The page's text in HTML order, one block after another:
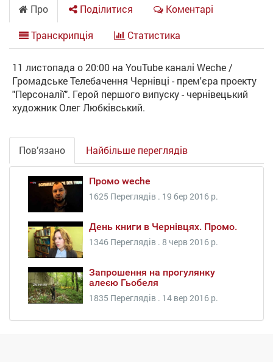
Про Поділитися Коментарі
Транскрипція Статистика
11 листопада о 20:00 на YouTube каналі Weche /
Громадське Телебачення Чернівці - прем'єра проекту
"Персоналії". Герой першого випуску - чернівецький
художник Олег Любківський.
Пов’язано Найбільше переглядів
Промо weche
1625 Переглядів . 19 бер 2016 р.
День книги в Чернівцях. Промо.
1346 Переглядів . 8 черв 2016 р.
Запрошення на прогулянку
алеєю Гьобеля
1835 Переглядів . 14 вер 2016 р.